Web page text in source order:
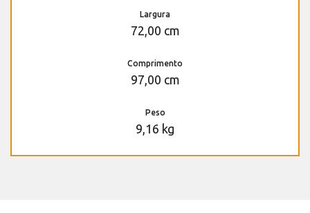
Largura
72,00 cm
Comprimento
97,00 cm
Peso
9,16 kg